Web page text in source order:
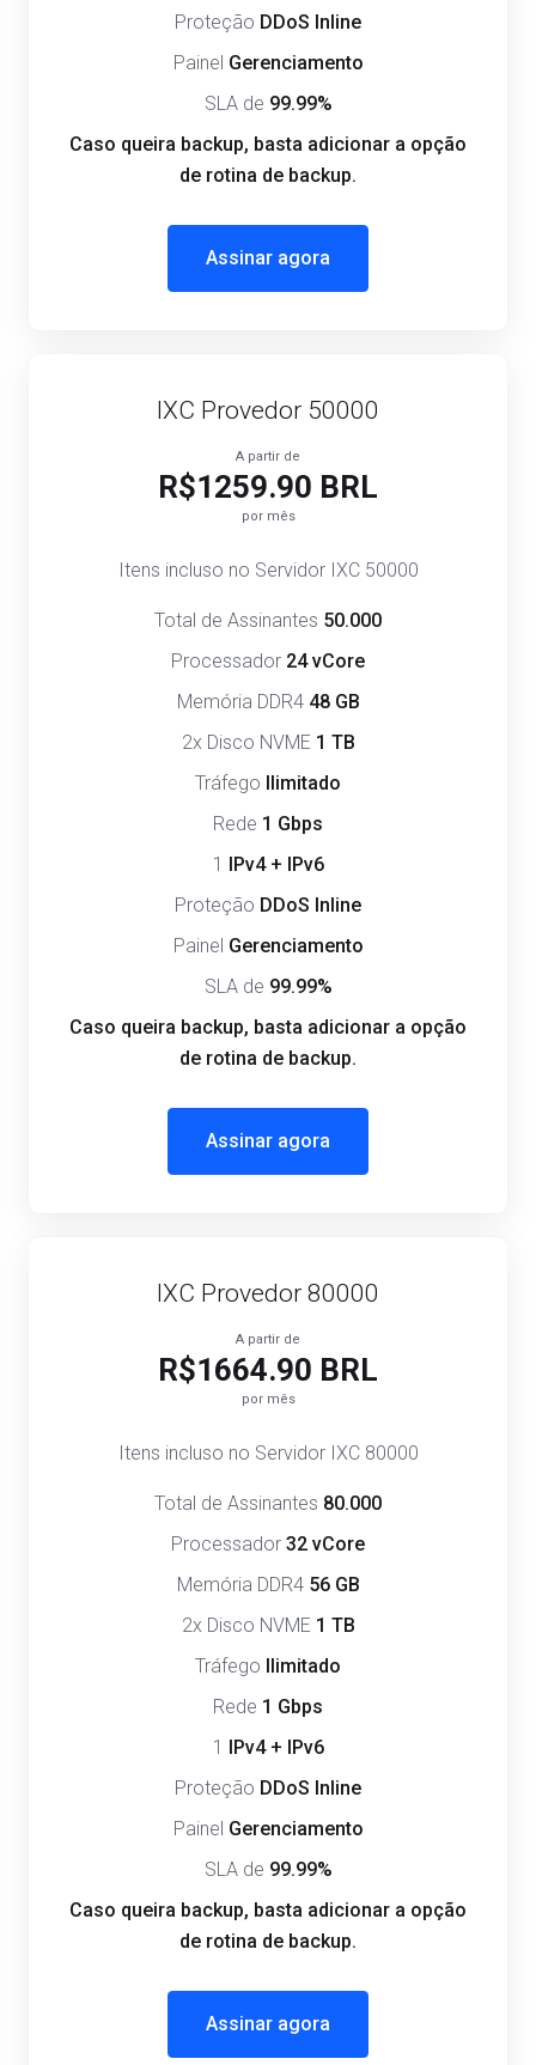
Proteção DDoS Inline
Painel Gerenciamento
SLA de 99.99%
Caso queira backup, basta adicionar a opção
de rotina de backup.
Assinar agora
IXC Provedor 50000
A partir de
R$1259.90 BRL
por mês
Itens incluso no Servidor IXC 50000
Total de Assinantes 50.000
Processador 24 vCore
Memória DDR4 48 GB
2x Disco NVME 1 TB
Tráfego Ilimitado
Rede 1 Gbps
1 IPv4 + IPv6
Proteção DDoS Inline
Painel Gerenciamento
SLA de 99.99%
Caso queira backup, basta adicionar a opção
de rotina de backup.
Assinar agora
IXC Provedor 80000
A partir de
R$1664.90 BRL
por mês
Itens incluso no Servidor IXC 80000
Total de Assinantes 80.000
Processador 32 vCore
Memória DDR4 56 GB
2x Disco NVME 1 TB
Tráfego Ilimitado
Rede 1 Gbps
1 IPv4 + IPv6
Proteção DDoS Inline
Painel Gerenciamento
SLA de 99.99%
Caso queira backup, basta adicionar a opção
de rotina de backup.
Assinar agora